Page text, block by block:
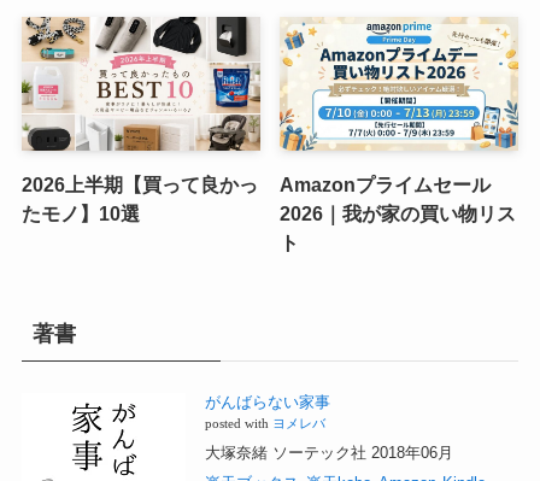
2026上半期【買って良かっ
たモノ】10選
Amazonプライムセール
2026｜我が家の買い物リス
ト
著書
がんばらない家事
posted with ヨメレバ
大塚奈緒 ソーテック社 2018年06月